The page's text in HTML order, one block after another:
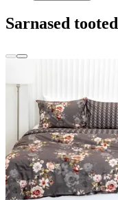
Sarnased tooted